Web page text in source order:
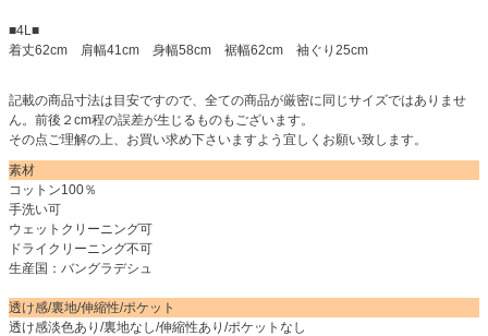
■4L■
着丈62cm 肩幅41cm 身幅58cm 裾幅62cm 袖ぐり25cm
記載の商品寸法は目安ですので、全ての商品が厳密に同じサイズではありませ
ん。前後２cm程の誤差が生じるものもございます。
その点ご理解の上、お買い求め下さいますよう宜しくお願い致します。
素材
コットン100％
手洗い可
ウェットクリーニング可
ドライクリーニング不可
生産国：バングラデシュ
透け感/裏地/伸縮性/ポケット
透け感淡色あり/裏地なし/伸縮性あり/ポケットなし